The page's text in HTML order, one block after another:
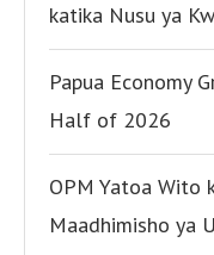
katika Nusu ya
Papua Economy
Half of 2026
OPM Yatoa Wito
Maadhimisho ya